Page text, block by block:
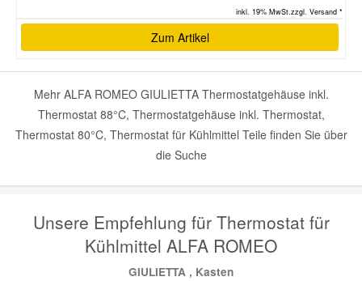
inkl. 19% MwSt.zzgl. Versand *
Zum Artikel
Mehr ALFA ROMEO GIULIETTA Thermostatgehäuse inkl.
Thermostat 88°C, Thermostatgehäuse inkl. Thermostat,
Thermostat 80°C, Thermostat für Kühlmittel Teile finden Sie über
die Suche
Unsere Empfehlung für Thermostat für
Kühlmittel ALFA ROMEO
GIULIETTA , Kasten